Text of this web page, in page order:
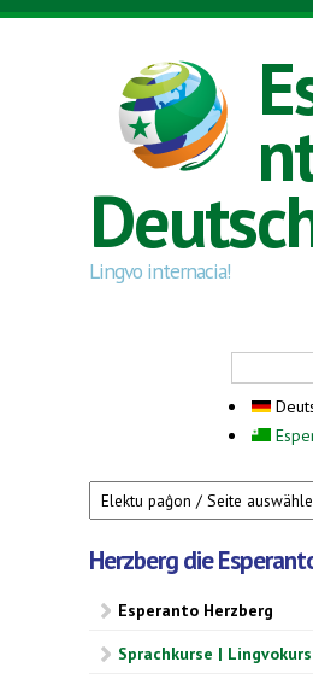
Direkt zum Inhalt
Lingvo internacia!
Herzberg die
Esperanto Herzberg
Sprachkurse |